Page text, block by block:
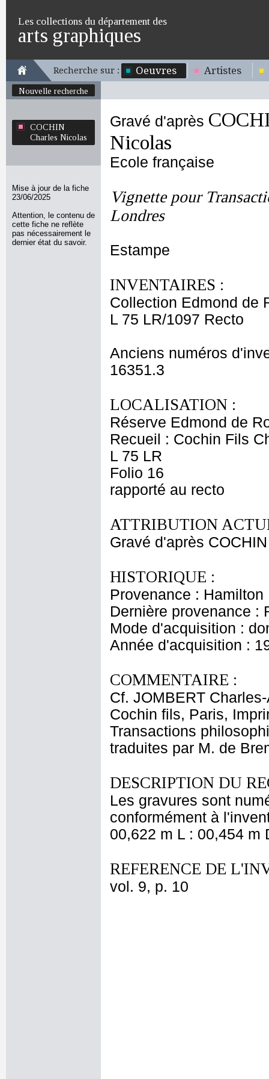
Les collections du département des
arts graphiques
Recherche sur : Oeuvres Artistes
Nouvelle recherche
COCHIN
Charles Nicolas
Mise à jour de la fiche
23/06/2025
Attention, le contenu de
cette fiche ne reflète
pas nécessairement le
dernier état du savoir.
Gravé d'après
Nicolas
Ecole française
Vignette pour
Londres
Estampe
INVENTAIRES :
Collection Edmond de
L 75 LR/1097 Recto
Anciens numéros
16351.3
LOCALISATION :
Réserve Edmond de
Recueil : Cochin Fils
L 75 LR
Folio 16
rapporté au recto
ATTRIBUTION
Gravé d'après
HISTORIQUE :
Provenance : Hamilton
Dernière provenance :
Mode d'acquisition :
Année d'acquisition :
COMMENTAIRE :
Cf. JOMBERT
Cochin fils, Paris,
Transactions
traduites par M. de
DESCRIPTION DU
Les gravures sont
conformément à
00,622 m L : 00,454 m
REFERENCE DE
vol. 9, p. 10